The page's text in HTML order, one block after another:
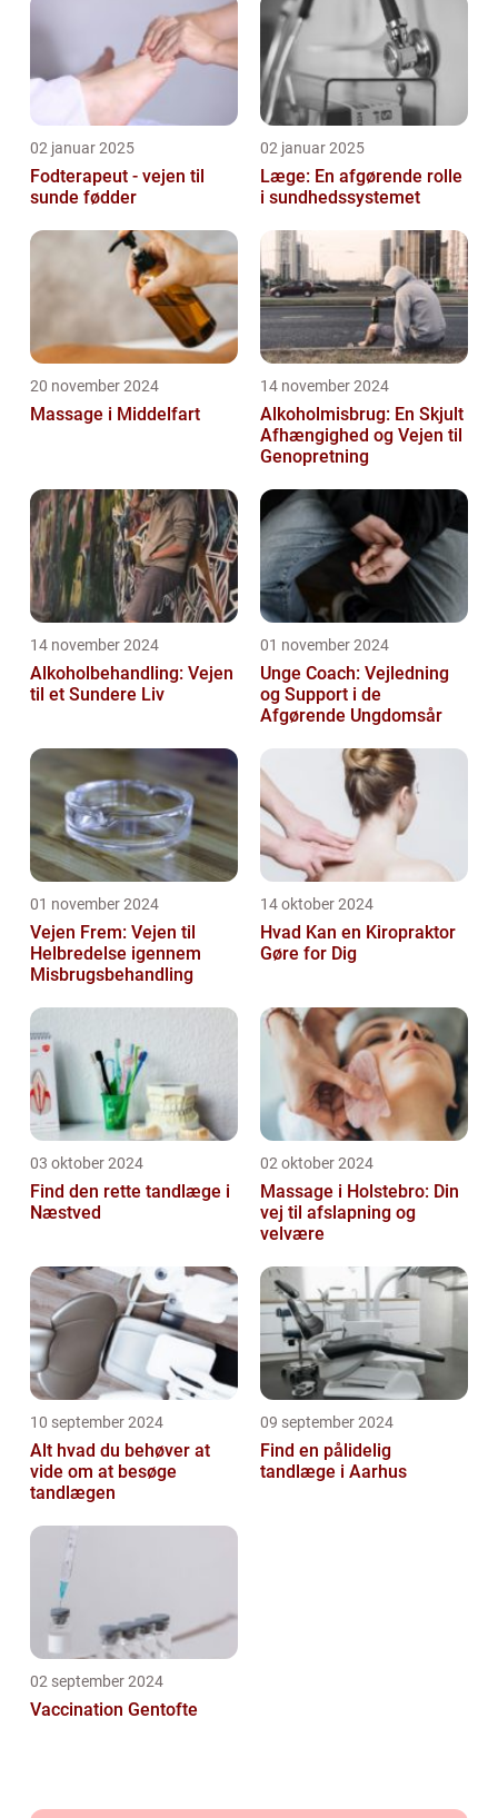
02 januar 2025
Fodterapeut - vejen til
sunde fødder
02 januar 2025
Læge: En afgørende rolle
i sundhedssystemet
20 november 2024
Massage i Middelfart
14 november 2024
Alkoholmisbrug: En Skjult
Afhængighed og Vejen til
Genopretning
14 november 2024
Alkoholbehandling: Vejen
til et Sundere Liv
01 november 2024
Unge Coach: Vejledning
og Support i de
Afgørende Ungdomsår
01 november 2024
Vejen Frem: Vejen til
Helbredelse igennem
Misbrugsbehandling
14 oktober 2024
Hvad Kan en Kiropraktor
Gøre for Dig
03 oktober 2024
Find den rette tandlæge i
Næstved
02 oktober 2024
Massage i Holstebro: Din
vej til afslapning og
velvære
10 september 2024
Alt hvad du behøver at
vide om at besøge
tandlægen
09 september 2024
Find en pålidelig
tandlæge i Aarhus
02 september 2024
Vaccination Gentofte